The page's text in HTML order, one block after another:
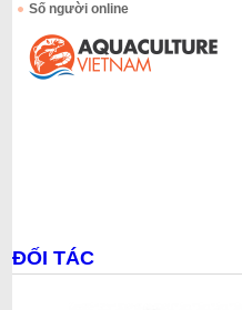
Số người online
ĐỐI TÁC